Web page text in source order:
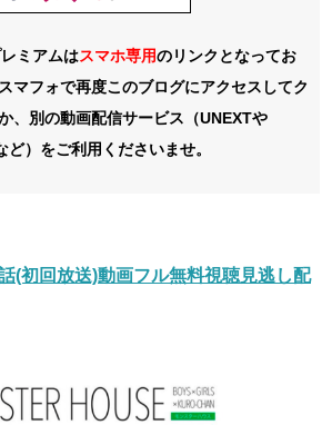
ミアムはスマホ専用のリンクとなってお
マフォで再度このブログにアクセスしてク
、別の動画配信サービス（UNEXTや
）をご利用くださいませ。
(初回放送)動画フル無料視聴見逃し配